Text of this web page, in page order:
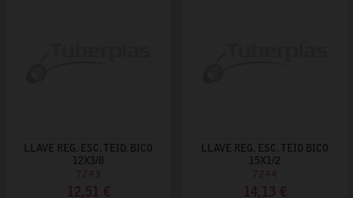
LLAVE REG. ESC. TEID. BICO
12X3/8
7243
12,51 €
LLAVE REG. ESC. TEID BICO
15X1/2
7244
14,13 €